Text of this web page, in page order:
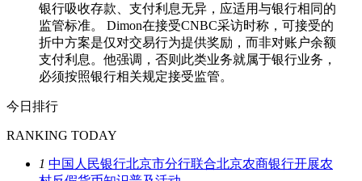
银行吸收存款、支付利息无异，应适用与银行相同的
监管标准。 Dimon在接受CNBC采访时称，可接受的
折中方案是仅对交易行为提供奖励，而非对账户余额
支付利息。他强调，否则此类业务就属于银行业务，
必须按照银行相关规定接受监管。
今日排行
RANKING TODAY
1 中国人民银行北京市分行联合北京农商银行开展农